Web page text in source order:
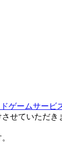
せていただき